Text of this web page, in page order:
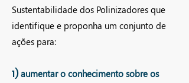
Sustentabilidade dos Polinizadores que
identifique e proponha um conjunto de
ações para:
1)aumentar o conhecimento sobre os